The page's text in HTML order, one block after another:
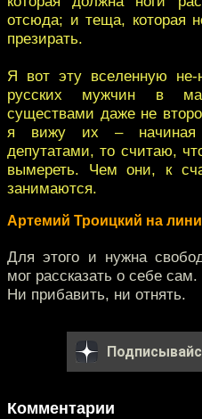
отсюда; и теща, которая
презирать.
Я вот эту вселенную
русских мужчин в
существами даже не
я вижу их – начиная
депутатами, то считаю,
вымереть. Чем они, к
занимаются.
Артемий Троицкий на
Для этого и нужна
мог рассказать о себе сам.
Ни прибавить, ни отнять.
Комментарии